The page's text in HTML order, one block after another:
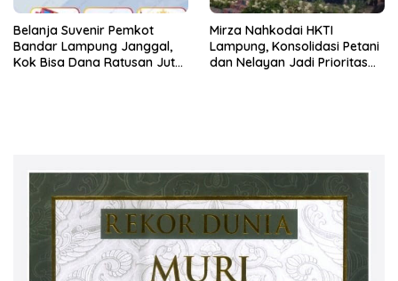
Belanja Suvenir Pemkot
Bandar Lampung Janggal,
Kok Bisa Dana Ratusan Juta
Mirza Nahkodai HKTI
Lampung, Konsolidasi Petani
dan Nelayan Jadi Prioritas